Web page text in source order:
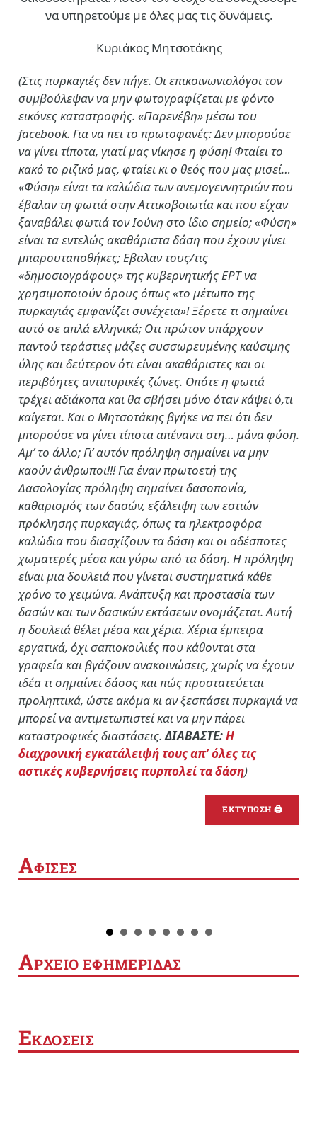
να υπηρετούμε με όλες μας τις δυνάμεις.
Κυριάκος Μητσοτάκης
(Στις πυρκαγιές δεν πήγε. Οι επικοινωνιολόγοι τον
συμβούλεψαν να μην φωτογραφίζεται με φόντο
εικόνες καταστροφής. «Παρενέβη» μέσω του
facebook. Για να πει το πρωτοφανές: Δεν μπορούσε
να γίνει τίποτα, γιατί μας νίκησε η φύση! Φταίει το
κακό το ριζικό μας, φταίει κι ο θεός που μας μισεί…
«Φύση» είναι τα καλώδια των ανεμογεννητριών που
έβαλαν τη φωτιά στην Αττικοβοιωτία και που είχαν
ξαναβάλει φωτιά τον Ιούνη στο ίδιο σημείο; «Φύση»
είναι τα εντελώς ακαθάριστα δάση που έχουν γίνει
μπαρουταποθήκες; Εβαλαν τους/τις
«δημοσιογράφους» της κυβερνητικής ΕΡΤ να
χρησιμοποιούν όρους όπως «το μέτωπο της
πυρκαγιάς εμφανίζει συνέχεια»! Ξέρετε τι σημαίνει
αυτό σε απλά ελληνικά; Οτι πρώτον υπάρχουν
παντού τεράστιες μάζες συσσωρευμένης καύσιμης
ύλης και δεύτερον ότι είναι ακαθάριστες και οι
περιβόητες αντιπυρικές ζώνες. Οπότε η φωτιά
τρέχει αδιάκοπα και θα σβήσει μόνο όταν κάψει ό,τι
καίγεται. Και ο Μητσοτάκης βγήκε να πει ότι δεν
μπορούσε να γίνει τίποτα απέναντι στη… μάνα φύση.
Αμ’ το άλλο; Γι’ αυτόν πρόληψη σημαίνει να μην
καούν άνθρωποι!!! Για έναν πρωτοετή της
Δασολογίας πρόληψη σημαίνει δασοπονία,
καθαρισμός των δασών, εξάλειψη των εστιών
πρόκλησης πυρκαγιάς, όπως τα ηλεκτροφόρα
καλώδια που διασχίζουν τα δάση και οι αδέσποτες
χωματερές μέσα και γύρω από τα δάση. Η πρόληψη
είναι μια δουλειά που γίνεται συστηματικά κάθε
χρόνο το χειμώνα. Ανάπτυξη και προστασία των
δασών και των δασικών εκτάσεων ονομάζεται. Αυτή
η δουλειά θέλει μέσα και χέρια. Χέρια έμπειρα
εργατικά, όχι σαπιοκοιλιές που κάθονται στα
γραφεία και βγάζουν ανακοινώσεις, χωρίς να έχουν
ιδέα τι σημαίνει δάσος και πώς προστατεύεται
προληπτικά, ώστε ακόμα κι αν ξεσπάσει πυρκαγιά να
μπορεί να αντιμετωπιστεί και να μην πάρει
καταστροφικές διαστάσεις.ΔΙΑΒΑΣΤΕ:Η
διαχρονική εγκατάλειψή τους απ’ όλες τις
αστικές κυβερνήσεις πυρπολεί τα δάση)
ΕΚΤΥΠΩΣΗ 🖨
ΑΦΙΣΕΣ
ΑΡΧΕΙΟ ΕΦΗΜΕΡΙΔΑΣ
ΕΚΔΟΣΕΙΣ